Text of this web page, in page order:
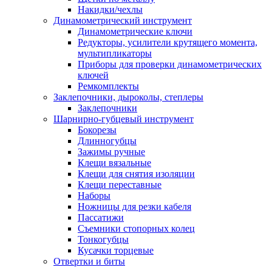
Накидки/чехлы
Динамометрический инструмент
Динамометрические ключи
Редукторы, усилители крутящего момента,
мультипликаторы
Приборы для проверки динамометрических
ключей
Ремкомплекты
Заклепочники, дыроколы, степлеры
Заклепочники
Шарнирно-губцевый инструмент
Бокорезы
Длинногубцы
Зажимы ручные
Клещи вязальные
Клещи для снятия изоляции
Клещи переставные
Наборы
Ножницы для резки кабеля
Пассатижи
Съемники стопорных колец
Тонкогубцы
Кусачки торцевые
Отвертки и биты